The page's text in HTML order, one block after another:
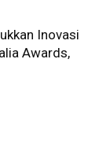
Inovasi
Awards,